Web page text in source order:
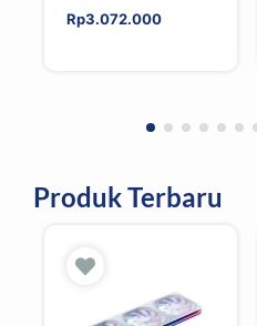
AIO CPU Water
Rp3.072.000
Produk Terbaru